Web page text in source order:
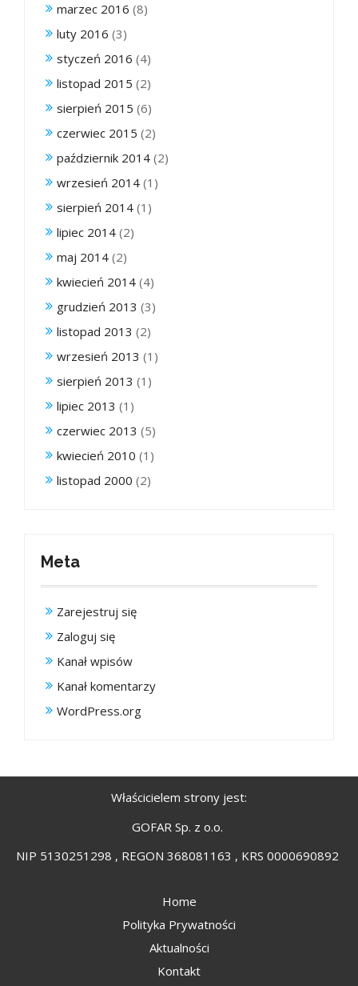
marzec 2016 (8)
luty 2016 (3)
styczeń 2016 (4)
listopad 2015 (2)
sierpień 2015 (6)
czerwiec 2015 (2)
październik 2014 (2)
wrzesień 2014 (1)
sierpień 2014 (1)
lipiec 2014 (2)
maj 2014 (2)
kwiecień 2014 (4)
grudzień 2013 (3)
listopad 2013 (2)
wrzesień 2013 (1)
sierpień 2013 (1)
lipiec 2013 (1)
czerwiec 2013 (5)
kwiecień 2010 (1)
listopad 2000 (2)
Meta
Zarejestruj się
Zaloguj się
Kanał wpisów
Kanał komentarzy
WordPress.org
Właścicielem strony jest:
GOFAR Sp. z o.o.
NIP 5130251298 , REGON 368081163 , KRS 0000690892
Home
Polityka Prywatności
Aktualności
Kontakt